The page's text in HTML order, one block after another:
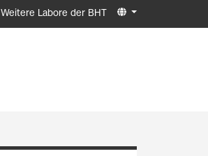
Weitere Labore der BHT